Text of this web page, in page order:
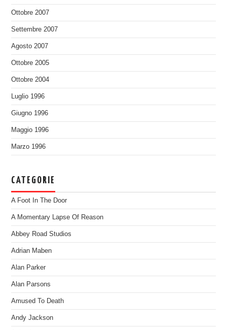
Ottobre 2007
Settembre 2007
Agosto 2007
Ottobre 2005
Ottobre 2004
Luglio 1996
Giugno 1996
Maggio 1996
Marzo 1996
CATEGORIE
A Foot In The Door
A Momentary Lapse Of Reason
Abbey Road Studios
Adrian Maben
Alan Parker
Alan Parsons
Amused To Death
Andy Jackson